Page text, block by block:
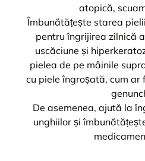
atopică,
Îmbunătățește starea
pentru îngrijirea zilnică
uscăciune și
pielea de pe mâinile
cu piele îngroșată, cum ar
De asemenea, ajută la
unghiilor și